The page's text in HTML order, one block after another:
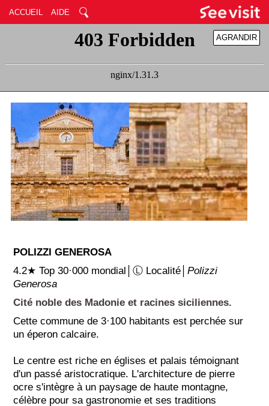
ACCUEIL AIDE
RÉDUIRE
AGRANDIR
POLIZZI GENEROSA
4.2★ Top 30·000 mondial│Ⓛ Localité│Polizzi
Generosa
Cité noble des Madonie et racines siciliennes.
Cette commune de 3·100 habitants est perchée sur
un éperon calcaire.
Le centre est riche en églises et palais témoignant
d'un passé aristocratique. L'architecture de pierre
ocre s'intègre à un paysage de haute montagne,
célèbre pour sa gastronomie et ses traditions